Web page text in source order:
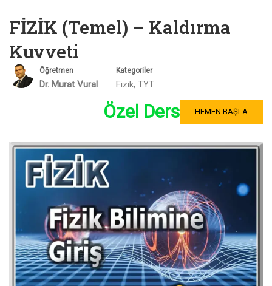
FİZİK (Temel) – Kaldırma
Kuvveti
Öğretmen
Dr. Murat Vural
Kategoriler
Fizik, TYT
Özel Ders HEMEN BAŞLA